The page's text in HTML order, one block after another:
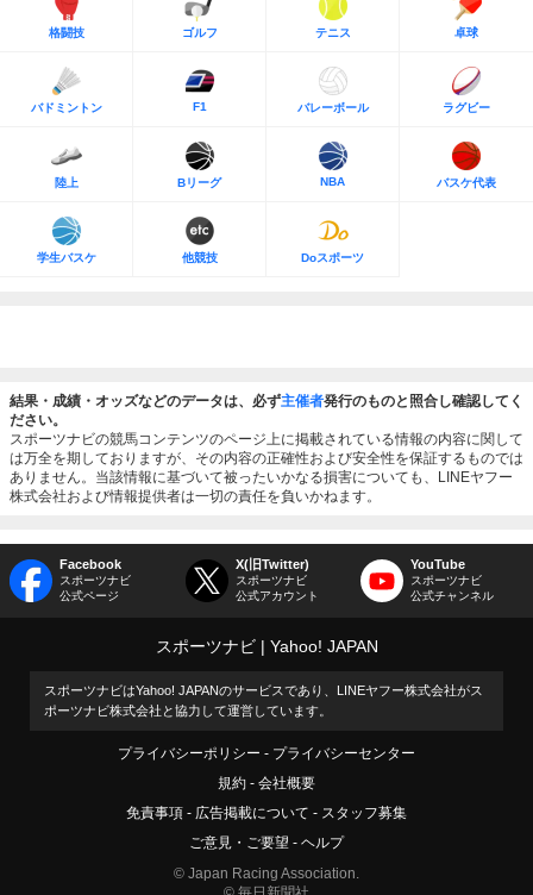
格闘技 ゴルフ テニス 卓球
バドミントン F1 バレーボール ラグビー
陸上 Bリーグ NBA バスケ代表
学生バスケ 他競技 Doスポーツ
結果・成績・オッズなどのデータは、必ず主催者発行のものと照合し確認してく
ださい。
スポーツナビの競馬コンテンツのページ上に掲載されている情報の内容に関して
は万全を期しておりますが、その内容の正確性および安全性を保証するものでは
ありません。当該情報に基づいて被ったいかなる損害についても、LINEヤフー
株式会社および情報提供者は一切の責任を負いかねます。
Facebook
スポーツナビ
公式ページ
X(旧Twitter)
スポーツナビ
公式アカウント
YouTube
スポーツナビ
公式チャンネル
スポーツナビ Yahoo! JAPAN
スポーツナビはYahoo! JAPANのサービスであり、LINEヤフー株式会社がス
ポーツナビ株式会社と協力して運営しています。
プライバシーポリシー
プライバシーセンター
規約
会社概要
免責事項
広告掲載について
スタッフ募集
ご意見・ご要望
ヘルプ
© Japan Racing Association.